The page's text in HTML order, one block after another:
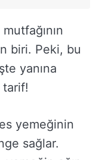
biri. Peki, bu
yanına
yemeğinin
sağlar.